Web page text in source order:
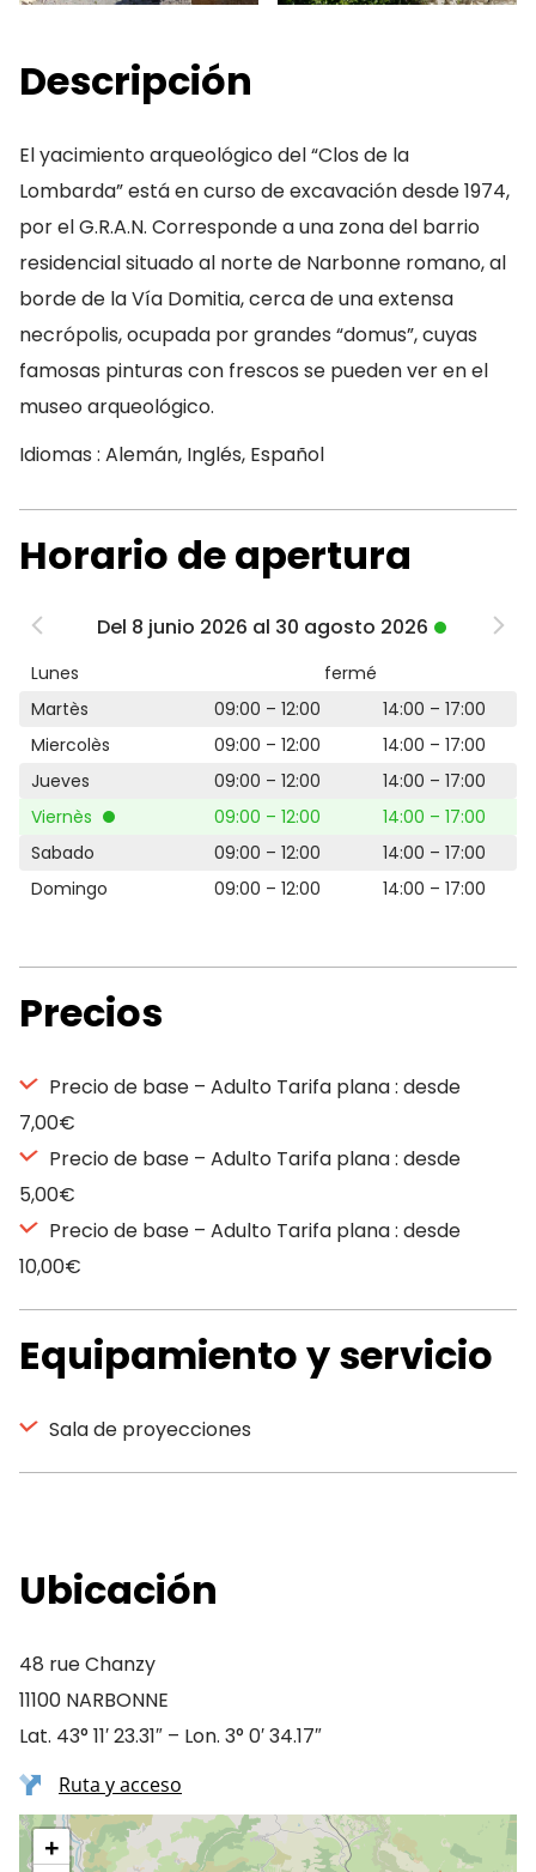
Descripción
El yacimiento arqueológico del “Clos de la
Lombarda” está en curso de excavación desde 1974,
por el G.R.A.N. Corresponde a una zona del barrio
residencial situado al norte de Narbonne romano, al
borde de la Vía Domitia, cerca de una extensa
necrópolis, ocupada por grandes “domus”, cuyas
famosas pinturas con frescos se pueden ver en el
museo arqueológico.
Idiomas : Alemán, Inglés, Español
Horario de apertura
Del 8 junio 2026 al 30 agosto 2026
Lunes
fermé
Martès
09:00 – 12:00
14:00 – 17:00
Miercolès
09:00 – 12:00
14:00 – 17:00
Jueves
09:00 – 12:00
14:00 – 17:00
Viernès
09:00 – 12:00
14:00 – 17:00
Sabado
09:00 – 12:00
14:00 – 17:00
Domingo
09:00 – 12:00 14:00 – 17:00
Precios
Precio de base – Adulto Tarifa plana : desde
7,00€
Precio de base – Adulto Tarifa plana : desde
5,00€
Precio de base – Adulto Tarifa plana : desde
10,00€
Equipamiento y servicio
Sala de proyecciones
Ubicación
48 rue Chanzy
11100 NARBONNE
Lat. 43° 11′ 23.31″ – Lon. 3° 0′ 34.17″
Ruta y acceso
+